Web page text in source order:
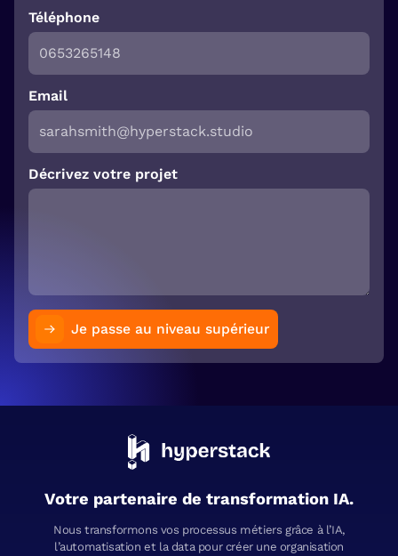
Téléphone
Email
Décrivez votre projet
Je passe au niveau supérieur
Votre partenaire de transformation IA.
Nous transformons vos processus métiers grâce à l’IA,
l’automatisation et la data pour créer une organisation